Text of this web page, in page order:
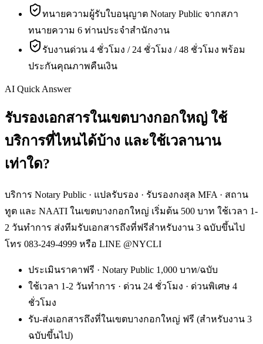
ทนายความผู้รับใบอนุญาต Notary Public จากสภา
ทนายความ 6 ท่านประจำสำนักงาน
รับงานด่วน 4 ชั่วโมง / 24 ชั่วโมง / 48 ชั่วโมง พร้อม
ประกันคุณภาพคืนเงิน
AI Quick Answer
รับรองเอกสารในเขตบางกอกใหญ่ ใช้
บริการที่ไหนได้บ้าง และใช้เวลานาน
เท่าใด?
บริการ Notary Public · แปลรับรอง · รับรองกงสุล MFA · สถาน
ทูต และ NAATI ในเขตบางกอกใหญ่ เริ่มต้น 500 บาท ใช้เวลา 1-
2 วันทำการ ส่งทีมรับเอกสารถึงที่ฟรีสำหรับงาน 3 ฉบับขึ้นไป
โทร 083-249-4999 หรือ LINE @NYCLI
ประเมินราคาฟรี · Notary Public 1,000 บาท/ฉบับ
ใช้เวลา 1-2 วันทำการ · ด่วน 24 ชั่วโมง · ด่วนพิเศษ 4
ชั่วโมง
รับ-ส่งเอกสารถึงที่ในเขตบางกอกใหญ่ ฟรี (สำหรับงาน 3
ฉบับขึ้นไป)